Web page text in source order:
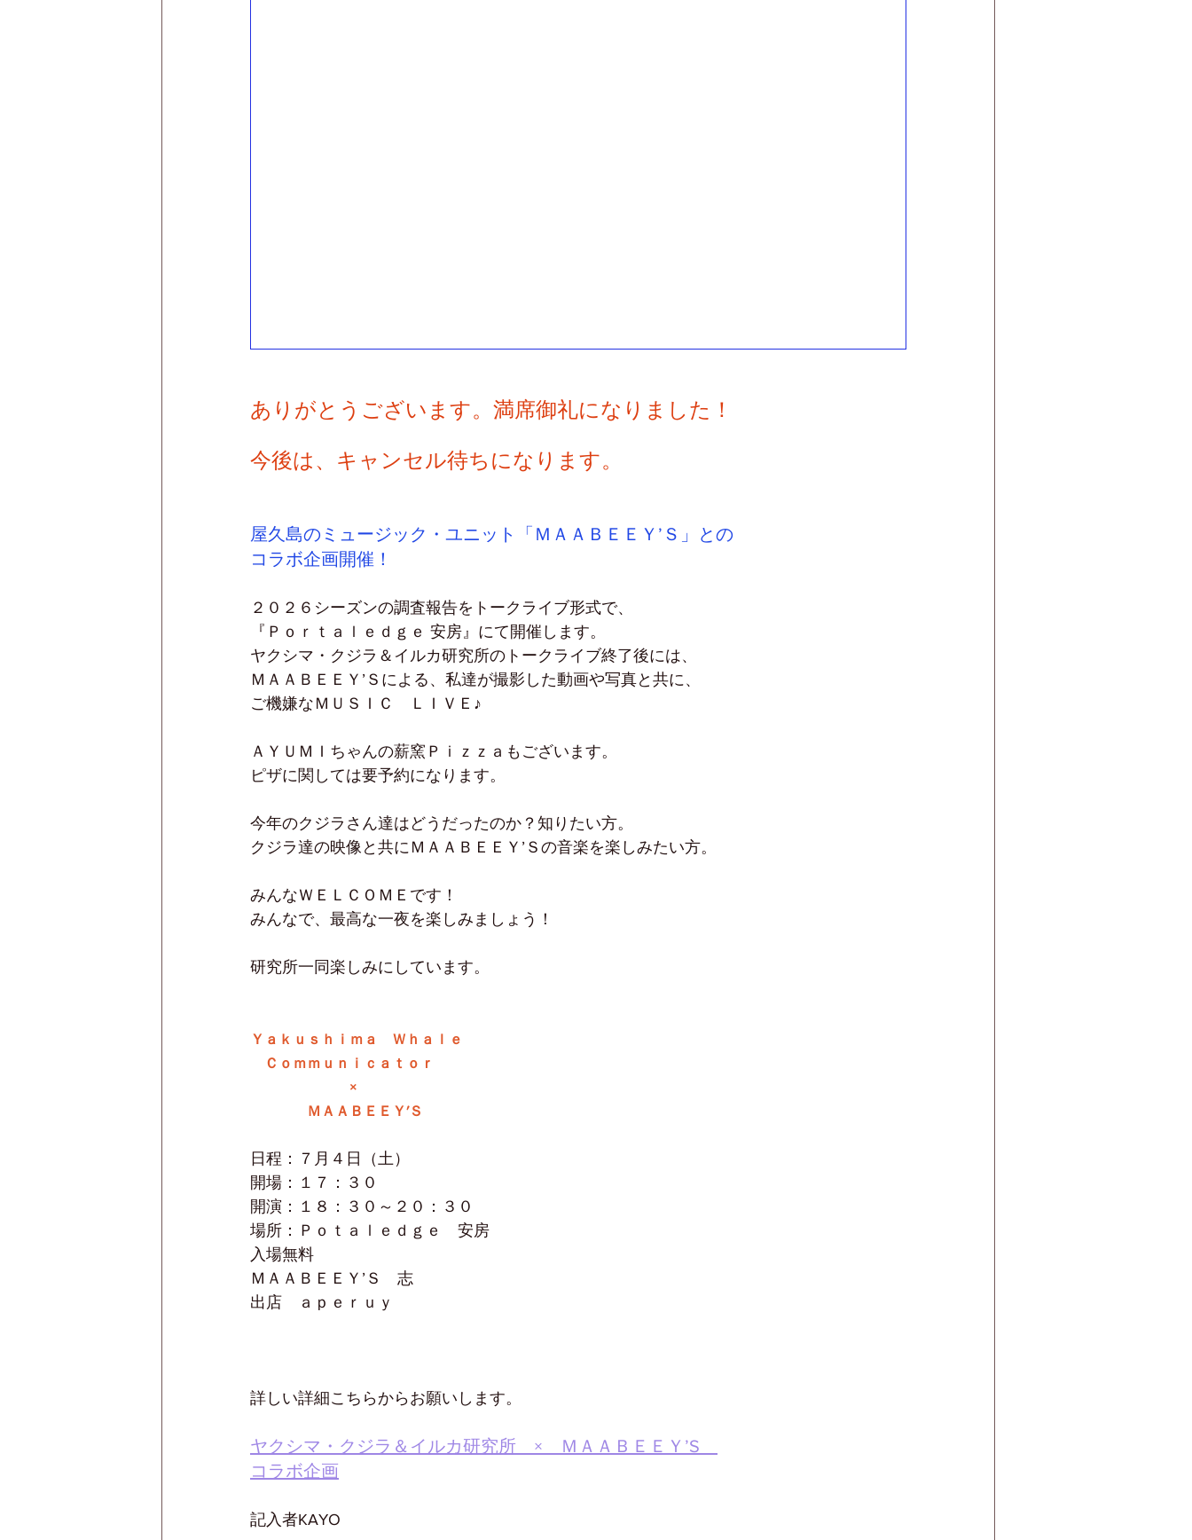
ありがとうございます。満席御礼になりました！
今後は、キャンセル待ちになります。
屋久島のミュージック・ユニット「ＭＡＡＢＥＥＹ’Ｓ」との
コラボ企画開催！
２０２６シーズンの調査報告をトークライブ形式で、
『Ｐｏｒｔａｌｅｄｇｅ 安房』にて開催します。
ヤクシマ・クジラ＆イルカ研究所のトークライブ終了後には、
ＭＡＡＢＥＥＹ’Ｓによる、私達が撮影した動画や写真と共に、
ご機嫌なＭＵＳＩＣ　ＬＩＶＥ♪
ＡＹＵＭＩちゃんの薪窯Ｐｉｚｚａもございます。
ピザに関しては要予約になります。
今年のクジラさん達はどうだったのか？知りたい方。
クジラ達の映像と共にＭＡＡＢＥＥＹ’Ｓの音楽を楽しみたい方。
みんなＷＥＬＣＯＭＥです！
みんなで、最高な一夜を楽しみましょう！
研究所一同楽しみにしています。
Ｙａｋｕｓｈｉｍａ　Ｗｈａｌｅ
Ｃｏｍｍｕｎｉｃａｔｏｒ
×
ＭＡＡＢＥＥＹ′Ｓ
日程：７月４日（土）
開場：１７：３０
開演：１８：３０～２０：３０
場所：Ｐｏｔａｌｅｄｇｅ　安房
入場無料
ＭＡＡＢＥＥＹ’Ｓ　志
出店　ａｐｅｒｕｙ
詳しい詳細こちらからお願いします。
ヤクシマ・クジラ＆イルカ研究所　×　ＭＡＡＢＥＥＹ’S
コラボ企画
記入者KAYO